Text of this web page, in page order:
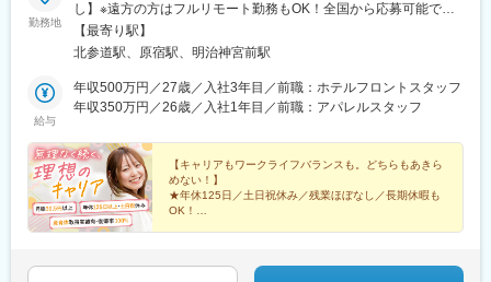
勤務地
し】※遠方の方はフルリモート勤務もOK！全国から応募可能で
す！※研修は本社（東京）にて実施■本社東京都渋谷区千駄ヶ谷3-
51-10 PORTALPOINT HARAJUKU FD-13＜アクセス＞・東京メ
線「千駄ヶ谷駅」より徒歩8分・都営地下鉄「国立競技場駅」A4
出口より徒歩8分＝＝＝＝＝＝＝＝＞＞★check！◎安心して上京
越し支援・家賃補助などをサポートします。◎独り立ち後はリモ
ートワークが可能週3日リモートワークの先輩も。遠方の方はフル
リモート勤務もOK！ライフステージの変化に合わせて、柔軟な働
き方ができます。
【最寄り駅】
北参道駅、原宿駅、明治神宮前駅
給与
年収500万円／27歳／入社3年目／前職：ホテルフロントスタッフ
年収350万円／26歳／入社1年目／前職：アパレルスタッフ
【キャリアもワークライフバランスも。どちらもあきら
めない！】
★年休125日／土日祝休み／残業ほぼなし／長期休暇も
OK！